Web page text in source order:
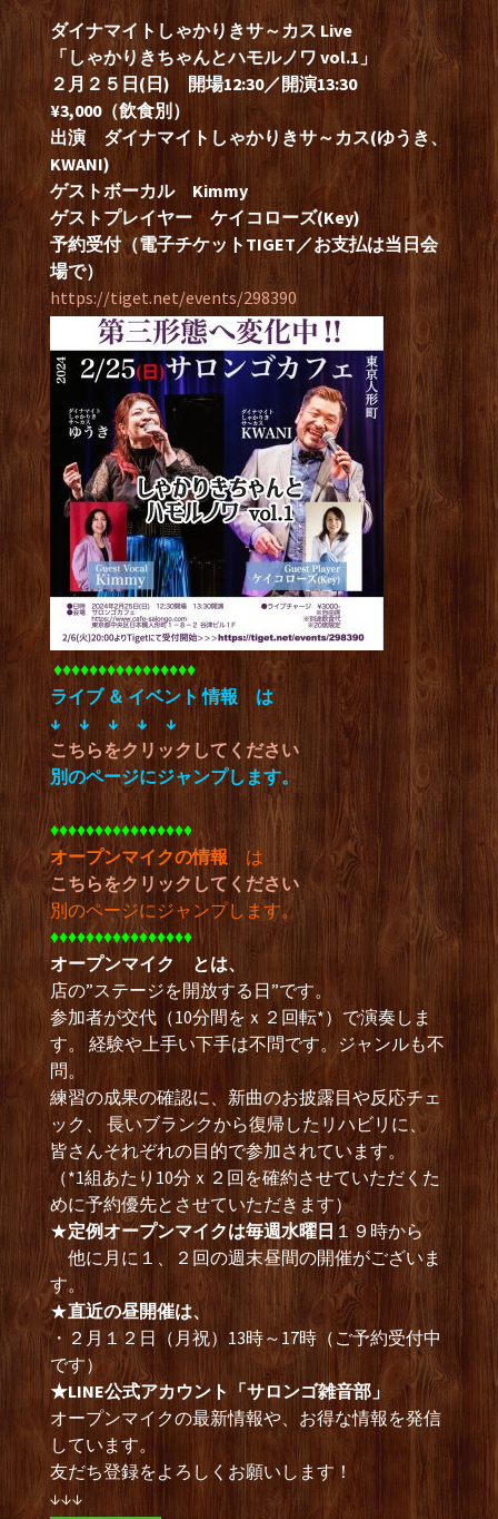
ダイナマイトしゃかりきサ～カス Live
「しゃかりきちゃんとハモルノワ vol.1」
２月２５日(日) 開場12:30／開演13:30
¥3,000（飲食別）
出演 ダイナマイトしゃかりきサ～カス(ゆうき、
KWANI)
ゲストボーカル Kimmy
ゲストプレイヤー ケイコローズ(Key)
予約受付（電子チケットTIGET／お支払は当日会
場で）
https://tiget.net/events/298390
♦︎♦︎♦︎♦︎♦︎♦︎♦︎♦︎♦︎♦︎♦︎♦︎♦︎♦︎♦︎♦︎
ライブ ＆ イベント 情報 は
↓ ↓ ↓ ↓ ↓
こちらをクリックしてください
別のページにジャンプします。
♦︎♦︎♦︎♦︎♦︎♦︎♦︎♦︎♦︎♦︎♦︎♦︎♦︎♦︎♦︎♦︎
オープンマイクの情報 は
こちらをクリックしてください
別のページにジャンプします。
♦︎♦︎♦︎♦︎♦︎♦︎♦︎♦︎♦︎♦︎♦︎♦︎♦︎♦︎♦︎♦︎
オープンマイク とは、
店の”ステージを開放する日”です。
参加者が交代（10分間をｘ２回転*）で演奏しま
す。 経験や上手い下手は不問です。ジャンルも不
問。
練習の成果の確認に、新曲のお披露目や反応チェ
ック、 長いブランクから復帰したリハビリに、
皆さんそれぞれの目的で参加されています。
（*1組あたり10分ｘ２回を確約させていただくた
めに予約優先とさせていただきます）
★定例オープンマイクは毎週水曜日 １９時から
他に月に１、２回の週末昼間の開催がございま
す。
★直近の昼開催は、
・２月１２日（月祝）13時～17時（ご予約受付中
です）
★LINE公式アカウント「サロンゴ雑音部」
オープンマイクの最新情報や、お得な情報を発信
しています。
友だち登録をよろしくお願いします！
↓↓↓